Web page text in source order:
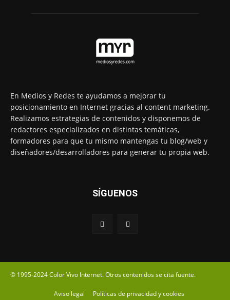
En Medios y Redes te ayudamos a mejorar tu
posicionamiento en Internet gracias al content marketing.
Realizamos estrategias de contenidos y disponemos de
redactores especializados en distintas temáticas,
formadores para que tu mismo mantengas tu blog/web y
diseñadores/desarrolladores para generar tu propia web.
SÍGUENOS
© 1995-2024 Color Vivo Internet. Otros contenidos se cita fuente.
Aviso legal Políticas de privacidad y cookies